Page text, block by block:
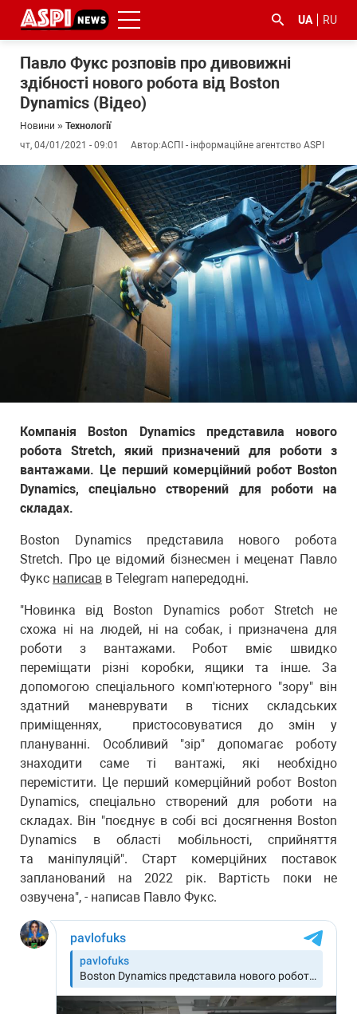
UA RU
Павло Фукс розповів про дивовижні
здібності нового робота від Boston
Dynamics (Відео)
Новини » Технології
чт, 04/01/2021 - 09:01
Автор:АСПІ - інформаційне агентство ASPI
Компанія Boston Dynamics представила нового
робота Stretch, який призначений для роботи з
вантажами. Це перший комерційний робот Boston
Dynamics, спеціально створений для роботи на
складах.
Boston Dynamics представила нового робота
Stretch. Про це відомий бізнесмен і меценат Павло
Фукс написав в Telegram напередодні.
"Новинка від Boston Dynamics робот Stretch не
схожа ні на людей, ні на собак, і призначена для
роботи з вантажами. Робот вміє швидко
переміщати різні коробки, ящики та інше. За
допомогою спеціального комп'ютерного "зору" він
здатний маневрувати в тісних складських
приміщеннях, пристосовуватися до змін у
плануванні. Особливий "зір" допомагає роботу
знаходити саме ті вантажі, які необхідно
перемістити. Це перший комерційний робот Boston
Dynamics, спеціально створений для роботи на
складах. Він "поєднує в собі всі досягнення Boston
Dynamics в області мобільності, сприйняття
та маніпуляцій". Старт комерційних поставок
запланований на 2022 рік. Вартість поки не
озвучена", - написав Павло Фукс.
#боротьба
корупцією
#ДФС #Київ #коронавірус